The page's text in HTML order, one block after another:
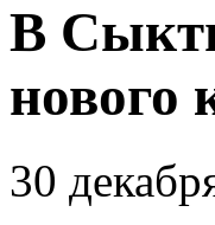
В
нового
30